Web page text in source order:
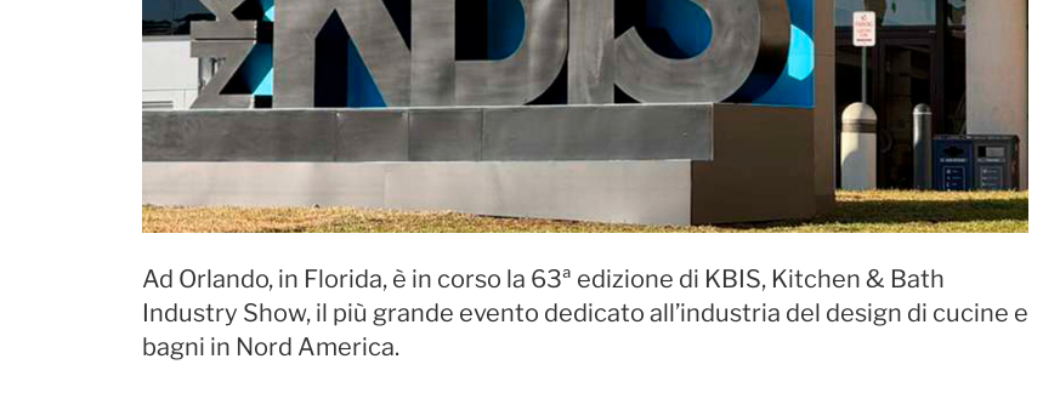
Ad Orlando, in Florida, è in corso la 63ª edizione di KBIS, Kitchen & Bath
Industry Show, il più grande evento dedicato all’industria del design di cucine e
bagni in Nord America.